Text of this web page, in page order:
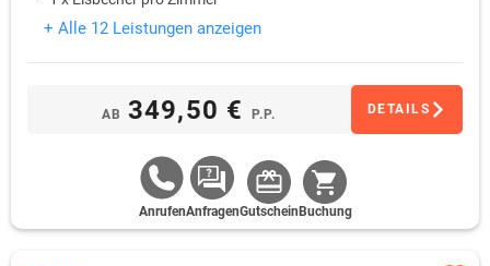
+ Alle 12 Leistungen anzeigen
AB 349,50 € P.P. DETAILS
AnrufenAnfragenGutschein Buchung